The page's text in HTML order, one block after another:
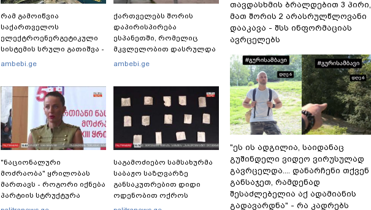
რამ გამოიწვია
საქართველოს
ელექტროენერგეტიკული
სისტემის სრული გათიშვა -
რას ამბობს სემეკ-ის
ambebi.ge
ქართველებს შორის
დაპირისპირება
ესპანეთში, რომელიც
მკვლელობით დასრულდა
- რას წერს
რაინდის"
ambebi.ge
"ნაციონალური
მოძრაობა" ყრილობას
მართავს - როგორი იქნება
პარტიის სტრუქტურა
საგამოძიებო სამსახურმა
საბაჟო საზღვარზე
განსაკუთრებით დიდი
ოდენობით ოქროს
ზოდების უკანონოდ
თავდასხმის ბრალდებით 3 პირი,
მათ შორის 2 არასრულწლოვანი
დააკავა - შსს ინფორმაციას
ავრცელებს
"ეს ის ადგილია, საიდანაც
გუშინდელი ვიდეო ვირუსულად
გავრცელდა.... დანარჩენი თქვენ
განსაჯეთ, რამდენად
შესაძლებელია აქ ადამიანის
გადავარდნა" - რა კადრებს